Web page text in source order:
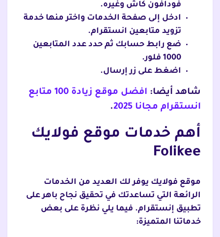
فودافون كاش وغيره.
ادخل إلى صفحة الخدمات واختر منها خدمة
تزويد متابعين انستقرام.
ضع رابط حسابك ثم حدد عدد المتابعين
1000 فلور.
اضغط على زر إرسال.
شاهد أيضا:
افضل موقع زيادة 100 متابع
انستقرام مجانا 2025
.
أهم خدمات موقع فولايك
Folikee
موقع فولايك يوفر لك العديد من الخدمات
الرائعة التي تساعدتك في تحقيق نجاح باهر على
تطبيق إنستقرام. فيما يلي نظرة على بعض
خدماتنا المتميزة: